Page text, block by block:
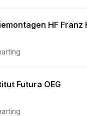
HF Franz
Futura OEG